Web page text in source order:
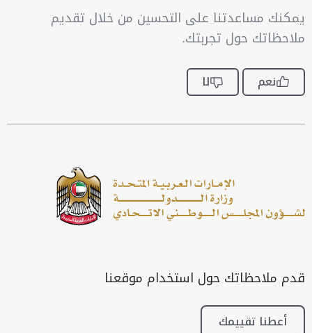
يمكنك مساعدتنا على التحسين من خلال تقديم
ملاحظاتك حول تجربتك.
نعم لا
قدم ملاحظاتك حول استخدام موقعنا
أعطنا تقييمك